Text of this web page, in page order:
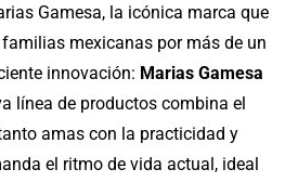
Gamesa, la icónica marca que
mexicanas por más de un
innovación: Marias Gamesa
línea de productos combina el
amas con la practicidad y
el ritmo de vida actual, ideal